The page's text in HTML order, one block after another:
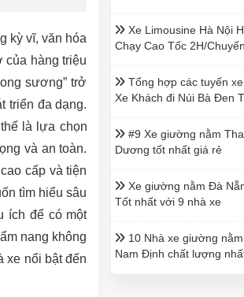
kỳ vĩ, văn hóa
của hàng triệu
sương” trở
triển đa dạng.
là lựa chọn
và an toàn.
cấp và tiện
tìm hiểu sâu
ích để có một
nang không
xe nổi bật đến
Xe Limousine Hà Nội
Chạy Cao Tốc 2H/Chuyến
Tổng hợp các tuyến xe
Xe Khách đi Núi Bà Đen
#9 Xe giường nằm
Dương tốt nhất giá rẻ
Xe giường nằm Đà
Tốt nhất với 9 nhà xe
10 Nhà xe giường
Nam Định chất lượng